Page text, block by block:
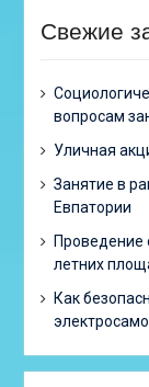
Свежие
вопросам
Уличная
Занятие в
Евпатории
Проведение
летних
Как